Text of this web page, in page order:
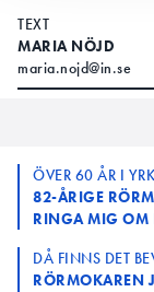
TEXT
MARIA NÖJD
maria.nojd@in.se
ÖVER 60 ÅR I
82-ÅRIGE
RINGA MIG OM
DÅ FINNS DET
RÖRMOKAREN